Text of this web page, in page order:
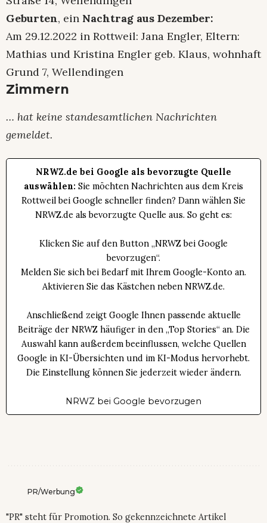
Geburten, ein Nachtrag aus Dezember:
Am 29.12.2022 in Rottweil: Jana Engler, Eltern:
Mathias und Kristina Engler geb. Klaus, wohnhaft
Grund 7, Wellendingen
Zimmern
… hat keine standesamtlichen Nachrichten
gemeldet.
NRWZ.de bei Google als bevorzugte Quelle
auswählen: Sie möchten Nachrichten aus dem Kreis
Rottweil bei Google schneller finden? Dann wählen Sie
NRWZ.de als bevorzugte Quelle aus. So geht es:
Klicken Sie auf den Button „NRWZ bei Google
bevorzugen“.
Melden Sie sich bei Bedarf mit Ihrem Google-Konto an.
Aktivieren Sie das Kästchen neben NRWZ.de.
Anschließend zeigt Google Ihnen passende aktuelle
Beiträge der NRWZ häufiger in den „Top Stories“ an. Die
Auswahl kann außerdem beeinflussen, welche Quellen
Google in KI-Übersichten und im KI-Modus hervorhebt.
Die Einstellung können Sie jederzeit wieder ändern.
NRWZ bei Google bevorzugen
PR/Werbung
"PR" steht für Promotion. So gekennzeichnete Artikel